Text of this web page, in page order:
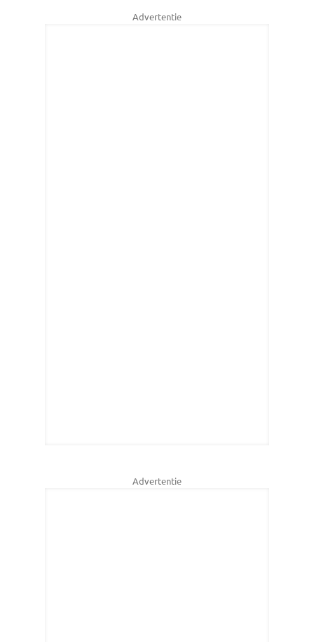
Advertentie
Advertentie